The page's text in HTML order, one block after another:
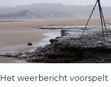
w
a
r
Het weerbericht voorspelt